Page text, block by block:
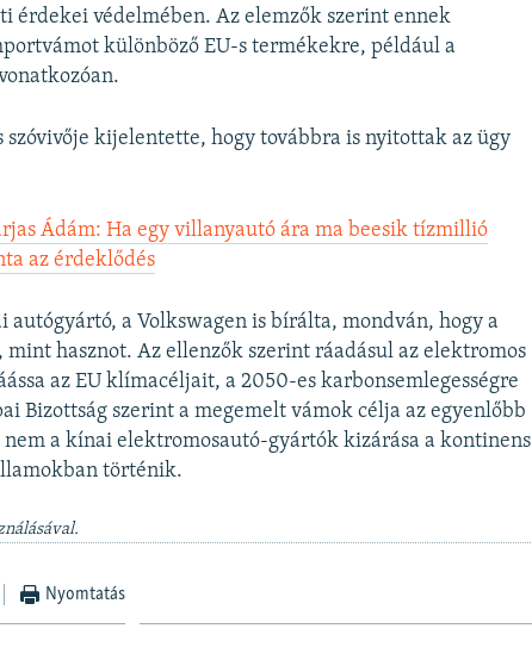
érdekei védelmében. Az elemzők szerint ennek
különböző EU-s termékekre, például a
szóvivője kijelentette, hogy továbbra is nyitottak az ügy
Ádám: Ha egy villanyautó ára ma beesik tízmillió
az érdeklődés
autógyártó, a Volkswagen is bírálta, mondván, hogy a
hasznot. Az ellenzők szerint ráadásul az elektromos
az EU klímacéljait, a 2050-es karbonsemlegességre
Bizottság szerint a megemelt vámok célja az egyenlőbb
a kínai elektromosautó-gyártók kizárása a kontinens
történik.
Nyomtatás